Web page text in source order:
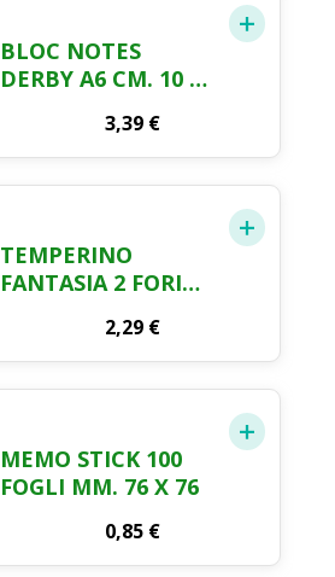
BLOC NOTES
DERBY A6 CM. 10 X
3,39 €
TEMPERINO
FANTASIA 2 FORI
2,29 €
MEMO STICK 100
FOGLI MM. 76 X 76
0,85 €